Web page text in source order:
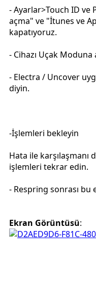
- Ayarlar>Touch ID ve
açma" ve "İtunes ve
kapatıyoruz.
- Cihazı Uçak Moduna
- Electra / Uncover
diyin.
-İşlemleri bekleyin
Hata ile karşılaşmanı
işlemleri tekrar edin.
- Respring sonrası bu
Ekran Görüntüsü: